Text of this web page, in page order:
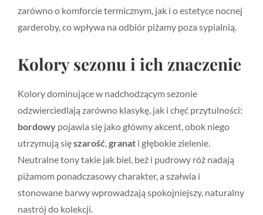
zarówno o komforcie termicznym, jak i o estetyce nocnej
garderoby, co wpływa na odbiór piżamy poza sypialnią.
Kolory sezonu i ich znaczenie
Kolory dominujące w nadchodzącym sezonie
odzwierciedlają zarówno klasykę, jak i chęć przytulności:
bordowy pojawia się jako główny akcent, obok niego
utrzymują sięszarość granat i głębokie zielenie.
Neutralne tony takie jak biel, beż i pudrowy róż nadają
piżamom ponadczasowy charakter, a szałwia i
stonowane barwy wprowadzają spokojniejszy, naturalny
nastrój do kolekcji.